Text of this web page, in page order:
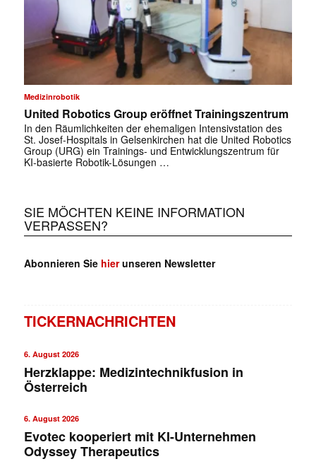
Medizinrobotik
United Robotics Group eröffnet Trainingszentrum
In den Räumlichkeiten der ehemaligen Intensivstation des
St. Josef-Hospitals in Gelsenkirchen hat die United Robotics
Group (URG) ein Trainings- und Entwicklungszentrum für
KI-basierte Robotik-Lösungen …
SIE MÖCHTEN KEINE INFORMATION
VERPASSEN?
Abonnieren Sie hierunseren Newsletter
TICKERNACHRICHTEN
6. August 2026
Herzklappe: Medizintechnikfusion in
Österreich
6. August 2026
Evotec kooperiert mit KI-Unternehmen
Odyssey Therapeutics